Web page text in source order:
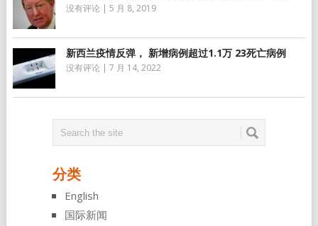
没有评论 | 5 月 8, 2019
新西兰疫情反弹， 新增病例超过1.1万 23死亡病例
没有评论 | 7 月 14, 2022
分类
English
国际新闻